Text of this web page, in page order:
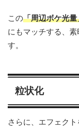
この「周辺ボケ光量
にもマッチする、
す。
粒状化
さらに、エフェクト